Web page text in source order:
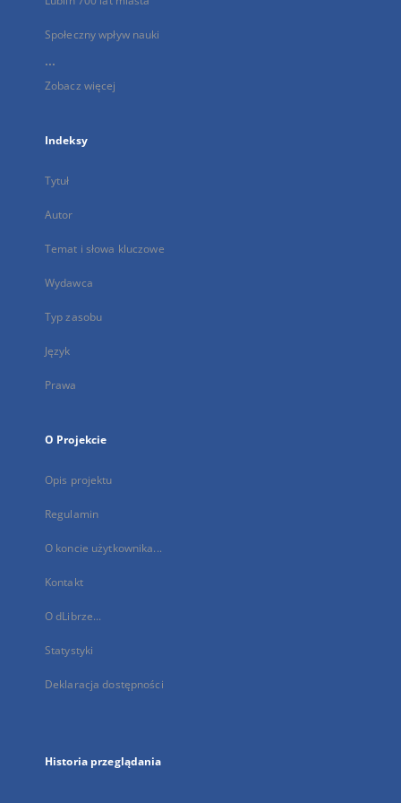
Społeczny wpływ nauki
...
Zobacz więcej
Indeksy
Tytuł
Autor
Temat i słowa kluczowe
Wydawca
Typ zasobu
Język
Prawa
O Projekcie
Opis projektu
Regulamin
O koncie użytkownika...
Kontakt
O dLibrze...
Statystyki
Deklaracja dostępności
Historia przeglądania